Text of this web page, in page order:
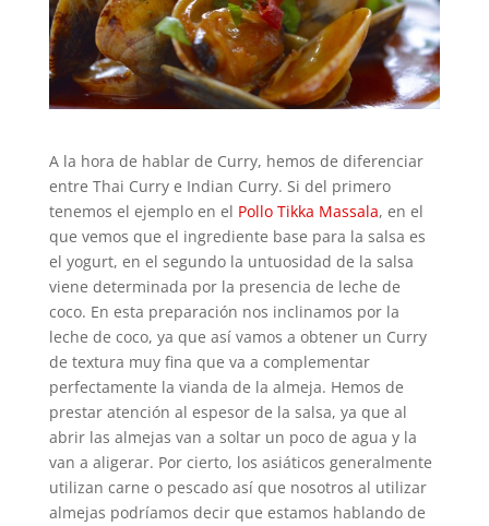
A la hora de hablar de Curry, hemos de diferenciar
entre Thai Curry e Indian Curry. Si del primero
tenemos el ejemplo en el Pollo Tikka Massala, en el
que vemos que el ingrediente base para la salsa es
el yogurt, en el segundo la untuosidad de la salsa
viene determinada por la presencia de leche de
coco. En esta preparación nos inclinamos por la
leche de coco, ya que así vamos a obtener un Curry
de textura muy fina que va a complementar
perfectamente la vianda de la almeja. Hemos de
prestar atención al espesor de la salsa, ya que al
abrir las almejas van a soltar un poco de agua y la
van a aligerar. Por cierto, los asiáticos generalmente
utilizan carne o pescado así que nosotros al utilizar
almejas podríamos decir que estamos hablando de